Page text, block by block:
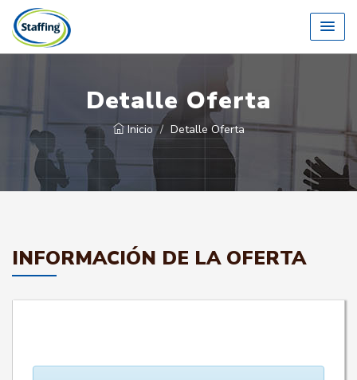
Detalle Oferta
Inicio Detalle Oferta
INFORMACIÓN DE LA OFERTA